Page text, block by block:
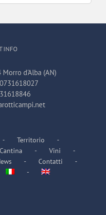
INFO
Morro d'Alba (AN)
Territorio
Cantina
Vini
Contatti